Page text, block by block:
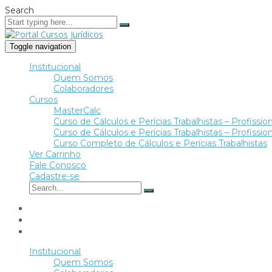
Search
Toggle navigation
Institucional
Quem Somos
Colaboradores
Cursos
MasterCalc
Curso de Cálculos e Perícias Trabalhistas –
Curso de Cálculos e Perícias Trabalhistas –
Curso Completo de Cálculos e Perícias Trabalhistas
Ver Carrinho
Fale Conosco
Cadastre-se
Institucional
Quem Somos